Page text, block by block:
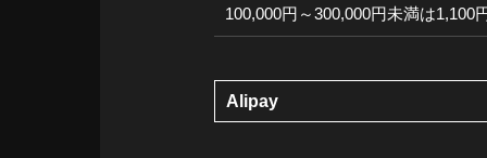
100,000円～300,000円未満は1,100
Alipay